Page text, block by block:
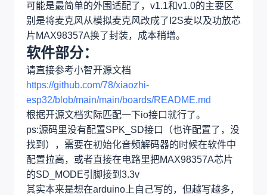
可能是最简单的外围适配了，v1.1和v1.0的主要区
别是将麦克风从模拟麦克风改成了I2S麦以及功放芯
片MAX98357A换了封装，成本稍增。
软件部分：
请直接参考小智开源文档
https://github.com/78/xiaozhi-
esp32/blob/main/main/boards/README.md
根据开源文档实际匹配一下io接口就行了。
ps:源码里没有配置SPK_SD接口（也许配置了，没
找到），需要在初始化音频解码器的时候在软件中
配置拉高，或者直接在电路里把MAX98357A芯片
的SD_MODE引脚接到3.3v
其实本来是想在arduino上自己写的，但越写越多，